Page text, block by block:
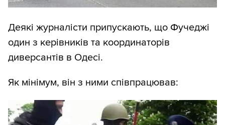
Деякі журналісти припускають, що Фучеджі
один з керівників та координаторів
диверсантів в Одесі.
Як мінімум, він з ними співпрацював: